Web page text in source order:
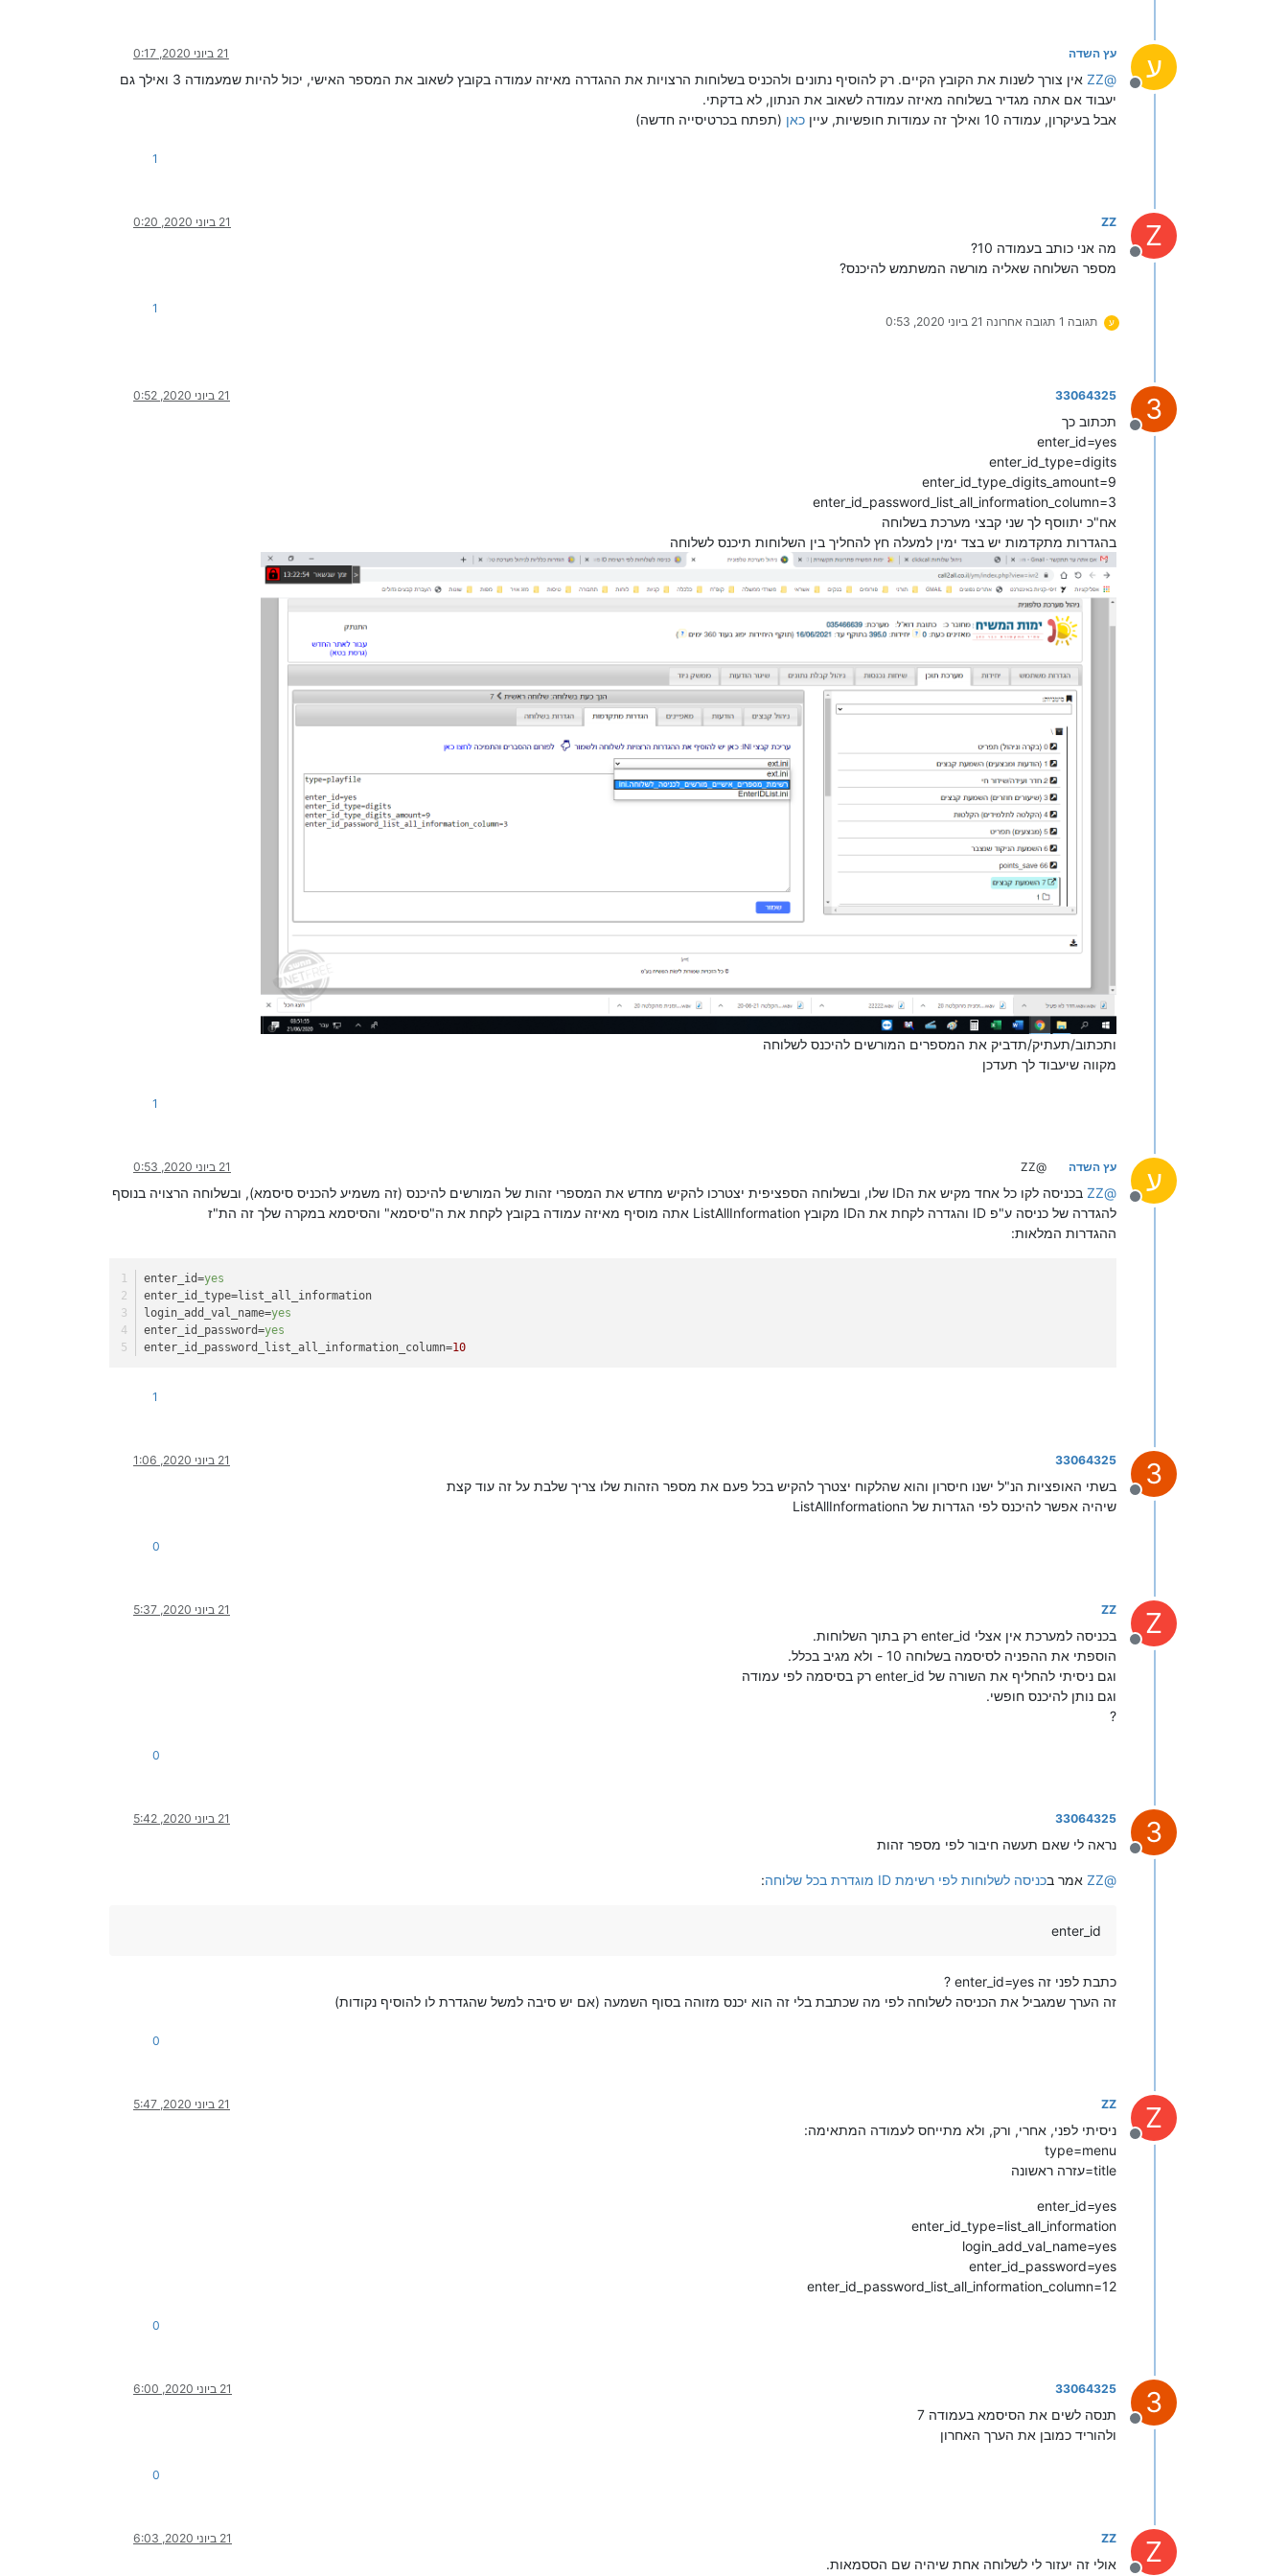
ע
מנותק
עץ השדה 21 ביוני 2020, 0:17
@
ZZ
אין צורך לשנות את הקובץ הקיים. רק להוסיף נתונים ולהכניס בשלוחות הרצויות את ההגדרה מאיזה עמודה בקובץ לשאוב את המספר האישי, יכול להיות שמעמודה 3 ואילך גם
יעבוד אם אתה מגדיר בשלוחה מאיזה עמודה לשאוב את הנתון, לא בדקתי.
אבל בעיקרון, עמודה 10 ואילך זה עמודות חופשיות, עיין
כאן (תפתח בכרטיסייה חדשה)
1
Z
מנותק
ZZ 21 ביוני 2020, 0:20
מה אני כותב בעמודה 10?
מספר השלוחה שאליה מורשה המשתמש להיכנס?
ע תגובה 1 תגובה אחרונה 21 ביוני 2020, 0:53
1
3
מנותק
33064325 21 ביוני 2020, 0:52
תכתוב כך
enter_id=yes
enter_id_type=digits
enter_id_type_digits_amount=9
enter_id_password_list_all_information_column=3
אח"כ יתווסף לך שני קבצי מערכת בשלוחה
בהגדרות מתקדמות יש בצד ימין למעלה חץ להחליך בין השלוחות תיכנס לשלוחה
ותכתוב/תעתיק/תדביק את המספרים המורשים להיכנס לשלוחה
מקווה שיעבוד לך תעדכן
1
ע
מנותק
עץ השדה @ZZ 21 ביוני 2020, 0:53
@
ZZ
בכניסה לקו כל אחד מקיש את הID שלו, ובשלוחה הספציפית יצטרכו להקיש מחדש את המספרי זהות של המורשים להיכנס (זה משמיע להכניס סיסמא), ובשלוחה הרצויה בנוסף
להגדרה של כניסה ע"פ ID והגדרה לקחת את הID מקובץ ListAllInformation אתה מוסיף מאיזה עמודה בקובץ לקחת את ה"סיסמא" והסיסמא במקרה שלך זה הת"ז
ההגדרות המלאות:
enter_id=yes
enter_id_type=list_all_information
login_add_val_name=yes
enter_id_password=yes
enter_id_password_list_all_information_column=10
1
3
מנותק
33064325 21 ביוני 2020, 1:06
בשתי האופציות הנ"ל ישנו חיסרון והוא שהלקוח יצטרך להקיש בכל פעם את מספר הזהות שלו צריך שלבת על זה עוד קצת
שיהיה אפשר להיכנס לפי הגדרות של הListAllInformation
0
Z
מנותק
ZZ 21 ביוני 2020, 5:37
בכניסה למערכת אין אצלי enter_id רק בתוך השלוחות.
הוספתי את ההפניה לסיסמה בשלוחה 10 - ולא מגיב בכלל.
וגם ניסיתי להחליף את השורה של enter_id רק בסיסמה לפי עמודה
וגם נותן להיכנס חופשי.
?
0
3
מנותק
33064325 21 ביוני 2020, 5:42
נראה לי שאם תעשה חיבור לפי מספר זהות
@
ZZ אמר בכניסה לשלוחות לפי רשימת ID מוגדרת בכל שלוחה :
enter_id
כתבת לפני זה enter_id=yes ?
זה הערך שמגביל את הכניסה לשלוחה לפי מה שכתבת בלי זה הוא יכנס מזוהה בסוף השמעה (אם יש סיבה למשל שהגדרת לו להוסיף נקודות)
0
Z
מנותק
ZZ 21 ביוני 2020, 5:47
ניסיתי לפני, אחרי, ורק, ולא מתייחס לעמודה המתאימה:
type=menu
title=עזרה ראשונה
enter_id=yes
enter_id_type=list_all_information
login_add_val_name=yes
enter_id_password=yes
enter_id_password_list_all_information_column=12
0
3
מנותק
33064325 21 ביוני 2020, 6:00
תנסה לשים את הסיסמא בעמודה 7
ולהוריד כמובן את הערך האחרון
0
Z
ZZ 21 ביוני 2020, 6:03
אולי זה יעזור לי לשלוחה אחת שיהיה שם הססמאות.